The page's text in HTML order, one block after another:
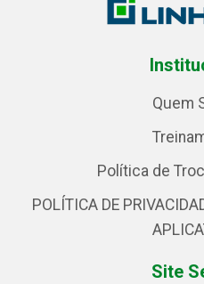
Quem
Política de
POLÍTICA DE
Site